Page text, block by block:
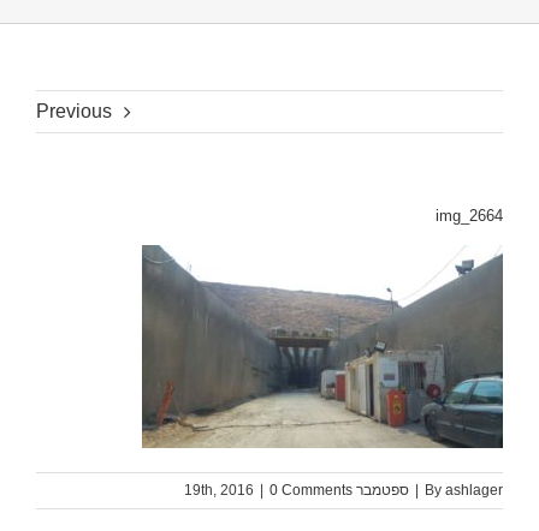
Previous
img_2664
By ashlager
| ספטמבר 19th, 2016 | 0 Comments